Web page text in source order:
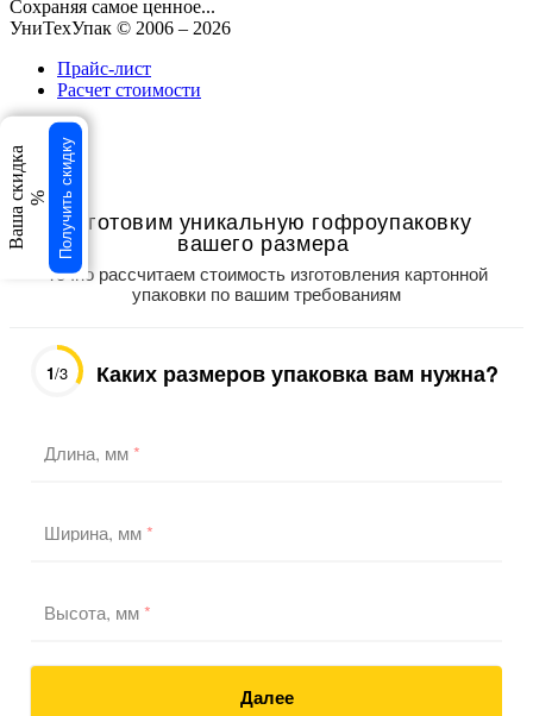
Сохраняя самое ценное...
УниТехУпак © 2006 – 2026
Прайс-лист
Расчет стоимости
свернуть
×
×
Изготовим уникальную гофроупаковку
вашего размера
Точно рассчитаем стоимость изготовления картонной
упаковки по вашим требованиям
1/3 Каких размеров упаковка вам нужна?
Длина, мм*
Ширина, мм*
Высота, мм*
Далее
Ваша скидка % Получить скидку